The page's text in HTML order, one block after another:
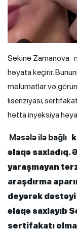
Səkinə Zamanova
həyata keçirir.
məlumatlar və
lisenziyası,
hətta inyeksiya
Məsələ ilə bağlı
əlaqə saxladıq.
yaraşmayan
araşdırma
deyərək dəstəyi
əlaqə saxlayıb
sertifakatı